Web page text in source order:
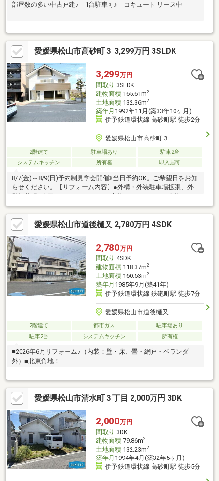
部屋数の多い中古戸建♪ 1台駐車可♪ コキュート リース中
愛媛県松山市高砂町３ 3,299万円 3SLDK
3,299万円
間取り 3SLDK
建物面積165.61m2
土地面積132.36m2
築年月 1992年11月(築33年10ヶ月)
伊予鉄道環状線 高砂町駅 徒歩2分
愛媛県松山市高砂町３
2階建て 駐車場あり
駐車2台
システムキッチン
所有権 即入居可
8/7(金)～8/9(日)予約制見学会開催※当日予約OK。ご希望日をお知
らせください。【リフォーム内容】●外構・外装駐車場拡張、外
イレ交換、洗面化粧台交換●内装玄関扉一部交換、床材上張り、
シューズボックス交換、クロス張替、畳表替、障子・襖張替【お
すすめポイント】・本物件は条件により住宅ローン減税が適用さ
れます。・お客様に合わせたローンの組み方や金融機関をご提
案。住宅ローンが初めての方でもお気軽にご相談ください【周辺
施設】・清水小学校約500ｍ（徒歩7分）・勝山中学校約210ｍ
（徒歩3分）・スーパ
愛媛県松山市道後樋又 2,780万円 4SDK
2,780万円
間取り 4SDK
建物面積118.37m2
土地面積160.53m2
築年月 1985年9月(築41年)
伊予鉄道環状線 鉄砲町駅 徒歩7分
愛媛県松山市道後樋又
2階建て 都市ガス
駐車場あり
駐車2台
システムキッチン 所有権
■2026年6月リフォーム♪（内装：壁・床、畳・網戸・ベランダ
外）■北東角地！
愛媛県松山市清水町３丁目 2,000万円 3DK
2,000万円
間取り 3DK
建物面積79.86m2
土地面積132.23m2
築年月 1994年4月(築32年5ヶ月)
伊予鉄道環状線 高砂町駅 徒歩5分